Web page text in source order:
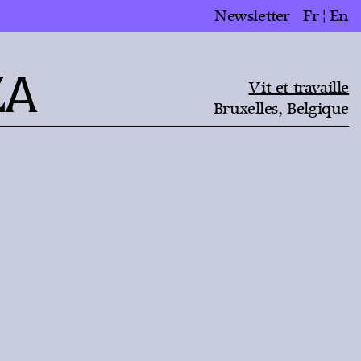
Newsletter Fr En
Vit et travaille
Bruxelles, Belgique